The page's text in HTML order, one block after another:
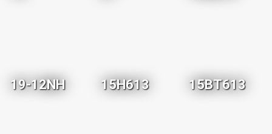
19-12NH 15H613 15BT613